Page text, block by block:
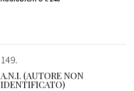
149
A.N.I. (AUTORE NON
IDENTIFICATO)